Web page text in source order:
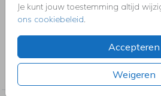
Je kunt jouw toestemming altijd
ons cookiebeleid
Accepteren
Weigeren
Uitnodigingen kinderfeestje,
communie, geslaagd, high tea,
kerstdiner, pensioen, save the dat,